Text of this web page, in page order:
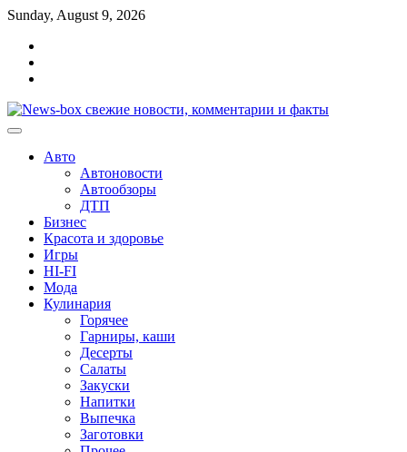
Перейти
содержимому
Sunday, August 9, 2026
Авто
Автоновости
Автообзоры
ДТП
Бизнес
Красота и здоровье
Игры
HI-FI
Мода
Кулинария
Горячее
Гарниры, каши
Десерты
Салаты
Закуски
Напитки
Выпечка
Заготовки